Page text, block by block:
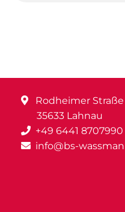
Rodheimer Straße
35633 Lahnau
+49 6441 8707990
info@bs-